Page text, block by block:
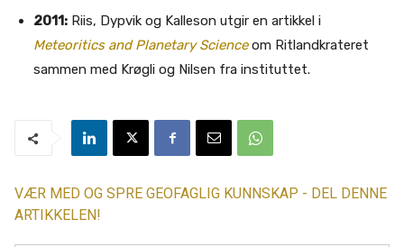
2011: Riis, Dypvik og Kalleson utgir en artikkel i
Meteoritics and Planetary Scienceom Ritlandkrateret
sammen med Krøgli og Nilsen fra instituttet.
VÆR MED OG SPRE GEOFAGLIG KUNNSKAP - DEL DENNE
ARTIKKELEN!